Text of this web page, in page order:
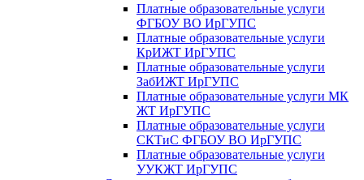
Платные образовательные услуги
ФГБОУ ВО ИрГУПС
Платные образовательные услуги
КрИЖТ ИрГУПС
Платные образовательные услуги
ЗабИЖТ ИрГУПС
Платные образовательные услуги МК
ЖТ ИрГУПС
Платные образовательные услуги
СКТиС ФГБОУ ВО ИрГУПС
Платные образовательные услуги
УУКЖТ ИрГУПС